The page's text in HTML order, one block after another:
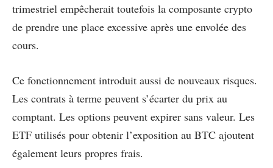
trimestriel empêcherait toutefois la composante crypto
de prendre une place excessive après une envolée des
cours.
Ce fonctionnement introduit aussi de nouveaux risques.
Les contrats à terme peuvent s’écarter du prix au
comptant. Les options peuvent expirer sans valeur. Les
ETF utilisés pour obtenir l’exposition au BTC ajoutent
également leurs propres frais.